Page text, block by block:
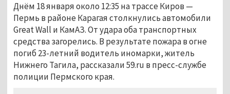
Днём 18 января около 12:35 на трассе Киров —
Пермь в районе Карагая столкнулись автомобили
Great Wall и КамАЗ. От удара оба транспортных
средства загорелись. В результате пожара в огне
погиб 23-летний водитель иномарки, житель
Нижнего Тагила, рассказали 59.ru в пресс-службе
полиции Пермского края.